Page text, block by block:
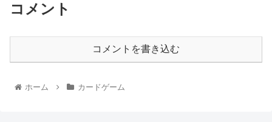
コメント
コメントを書き込む
ホーム カードゲーム